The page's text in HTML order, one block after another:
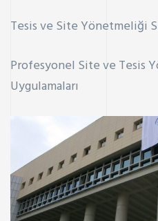
Tesis ve Site Yönetmeliği
Profesyonel Site ve Tesis
Uygulamaları